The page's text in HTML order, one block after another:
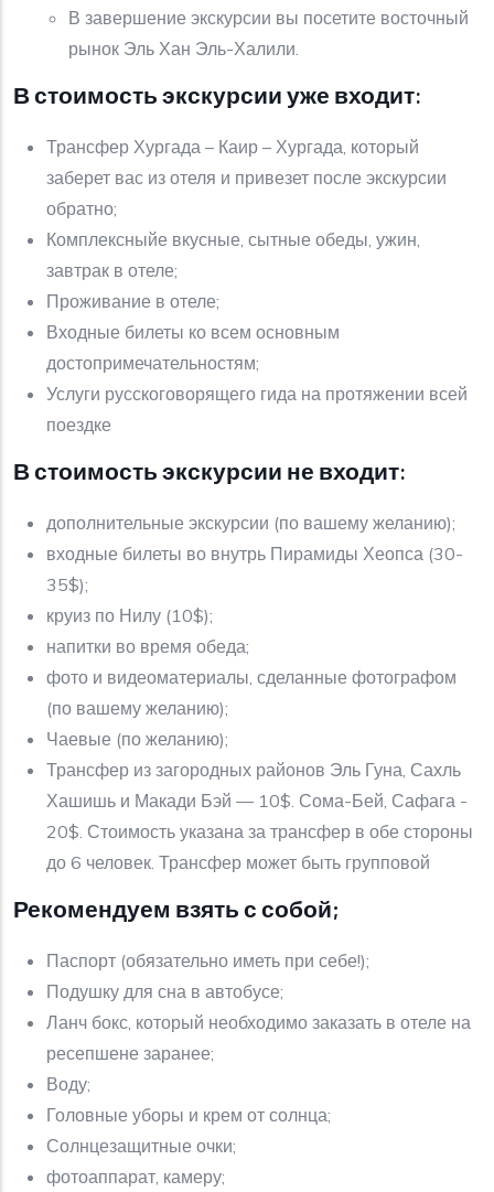
В завершение экскурсии вы посетите восточный
рынок Эль Хан Эль-Халили.
В стоимость экскурсии уже входит:
Трансфер Хургада – Каир – Хургада, который
заберет вас из отеля и привезет после экскурсии
обратно;
Комплексныйе вкусные, сытные обеды, ужин,
завтрак в отеле;
Проживание в отеле;
Входные билеты ко всем основным
достопримечательностям;
Услуги русскоговорящего гида на протяжении всей
поездке
В стоимость экскурсии не входит:
дополнительные экскурсии (по вашему желанию);
входные билеты во внутрь Пирамиды Хеопса (30-
35$);
круиз по Нилу (10$);
напитки во время обеда;
фото и видеоматериалы, сделанные фотографом
(по вашему желанию);
Чаевые (по желанию);
Трансфер из загородных районов Эль Гуна, Сахль
Хашишь и Макади Бэй — 10$. Сома-Бей, Сафага -
20$. Стоимость указана за трансфер в обе стороны
до 6 человек. Трансфер может быть групповой
Рекомендуем взять с собой;
Паспорт (обязательно иметь при себе!);
Подушку для сна в автобусе;
Ланч бокс, который необходимо заказать в отеле на
ресепшене заранее;
Воду;
Головные уборы и крем от солнца;
Солнцезащитные очки;
фотоаппарат, камеру;